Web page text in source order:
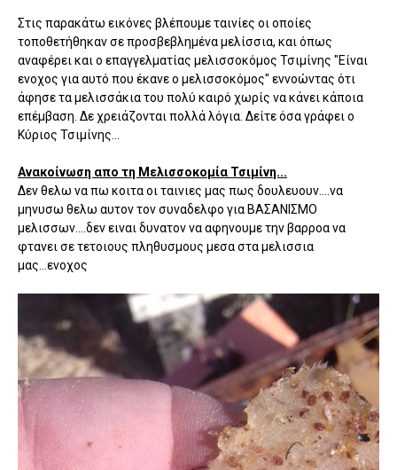
Στις παρακάτω εικόνες βλέπουμε ταινίες οι οποίες
τοποθετήθηκαν σε προσβεβλημένα μελίσσια, και όπως
αναφέρει και ο επαγγελματίας μελισσοκόμος Τσιμίνης "Είναι
ενοχος για αυτό που έκανε ο μελισσοκόμος" εννοώντας ότι
άφησε τα μελισσάκια του πολύ καιρό χωρίς να κάνει κάποια
επέμβαση. Δε χρειάζονται πολλά λόγια. Δείτε όσα γράφει ο
Κύριος Τσιμίνης...
Ανακοίνωση απο τη Μελισσοκομία Τσιμίνη...
Δεν θελω να πω κοιτα οι ταινιες μας πως δουλευουν....να
μηνυσω θελω αυτον τον συναδελφο για ΒΑΣΑΝΙΣΜΟ
μελισσων....δεν ειναι δυνατον να αφηνουμε την βαρροα να
φτανει σε τετοιους πληθυσμους μεσα στα μελισσια
μας...ενοχος